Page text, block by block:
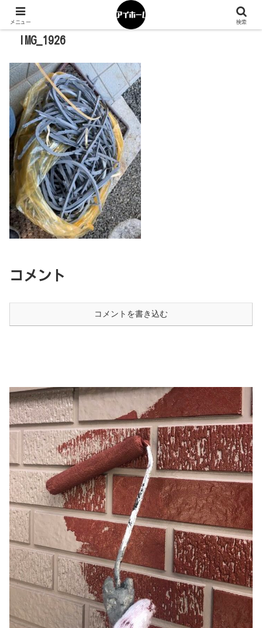
IMG_1926
コメント
コメントを書き込む
メニュー 検索